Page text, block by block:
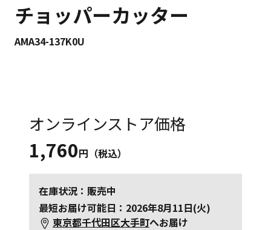
チョッパーカッター
AMA34-137K0U
オンラインストア価格
1,760円（税込）
在庫状況：販売中
最短お届け可能日：2026年8月11日(火)
東京都千代田区大手町へお届け